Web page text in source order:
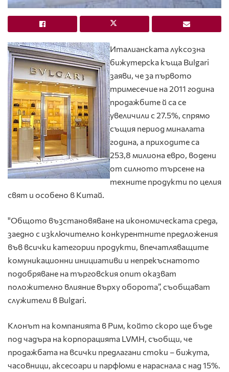
Италианската луксозна
бижутерска къща Bulgari
заяви, че за първото
тримесечие на 2011 година
продажбите й сa се
увеличили с 27.5%, спрямо
същия период миналата
година, а приходите са
253,8 милиона евро, водени
от силното търсене на
техните продукти по целия
свят и особено в Китай.
"Общото възстановяване на икономическата среда,
заедно с изключително конкурентните предложения
във всички категории продукти, впечатляващите
комуникационни инициативи и непрекъснатото
подобряване на търговския опит оказват
положително влияние върху оборота”, съобщават
служители в Bulgari.
Клонът на компанията в Рим, който скоро ще бъде
под чадъра на корпорацията LVMH, съобщи, че
продажбата на всички предлагани стоки – бижута,
часовници, аксесоари и парфюми е нараснала с над 15%.